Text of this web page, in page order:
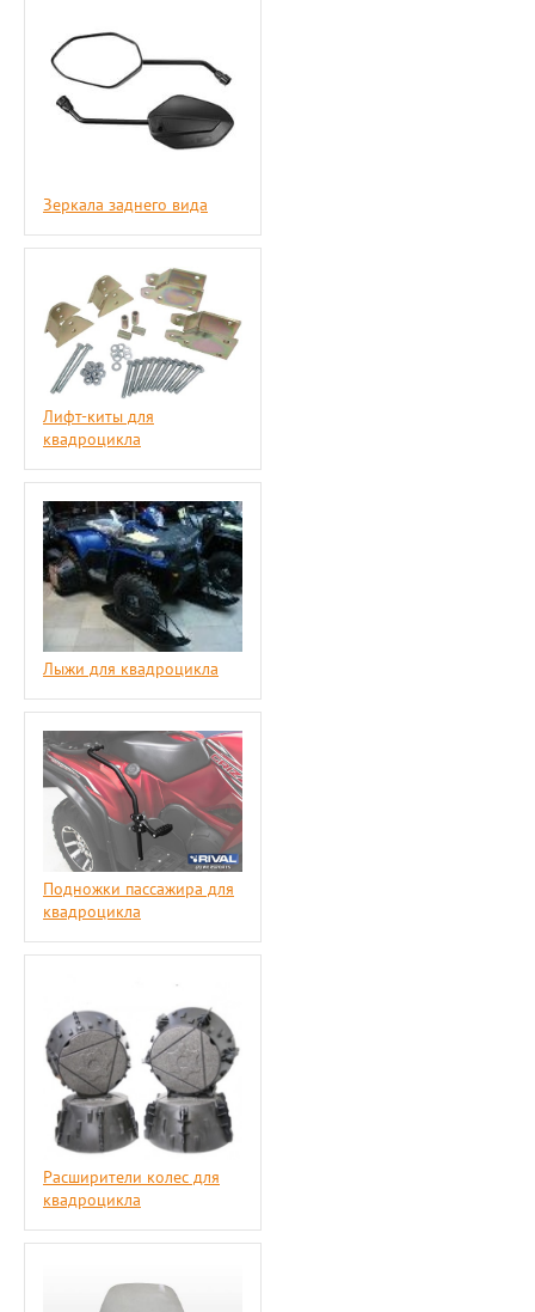
Зеркала заднего вида
Лифт-киты для
квадроцикла
Лыжи для квадроцикла
Подножки пассажира для
квадроцикла
Расширители колес для
квадроцикла